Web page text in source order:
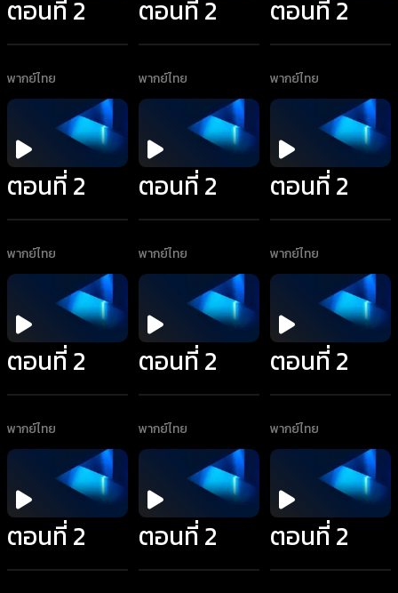
ตอนที่ 2
พากย์ไทย
ตอนที่ 2
พากย์ไทย
ตอนที่ 2
พากย์ไทย
ตอนที่ 2
พากย์ไทย
ตอนที่ 2
พากย์ไทย
ตอนที่ 2
พากย์ไทย
ตอนที่ 2
พากย์ไทย
ตอนที่ 2
พากย์ไทย
ตอนที่ 2
พากย์ไทย
ตอนที่ 2 ตอนที่ 2 ตอนที่ 2